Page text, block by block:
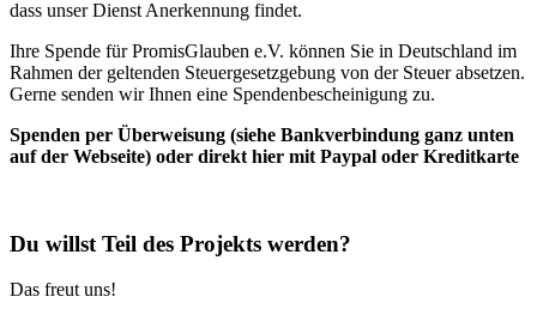
dass unser Dienst Anerkennung findet.
Ihre Spende für PromisGlauben e.V. können Sie in Deutschland im
Rahmen der geltenden Steuergesetzgebung von der Steuer absetzen.
Gerne senden wir Ihnen eine Spendenbescheinigung zu.
Spenden per Überweisung (siehe Bankverbindung ganz unten
auf der Webseite) oder direkt hier mit Paypal oder Kreditkarte
Du willst Teil des Projekts werden?
Das freut uns!